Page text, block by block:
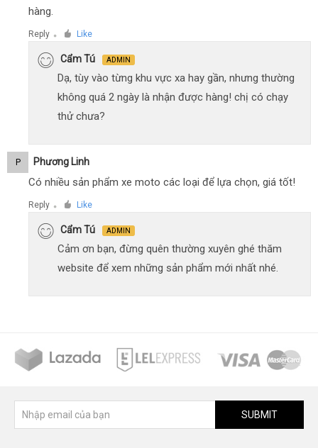
hàng.
Reply ● Like
Cẩm Tú ADMIN
Dạ, tùy vào từng khu vực xa hay gần, nhưng thường
không quá 2 ngày là nhận được hàng! chị có chạy
thử chưa?
P Phương Linh
Có nhiều sản phẩm xe moto các loại để lựa chọn, giá tốt!
Reply ● Like
Cẩm Tú ADMIN
Cảm ơn bạn, đừng quên thường xuyên ghé thăm
website để xem những sản phẩm mới nhất nhé.
SUBMIT